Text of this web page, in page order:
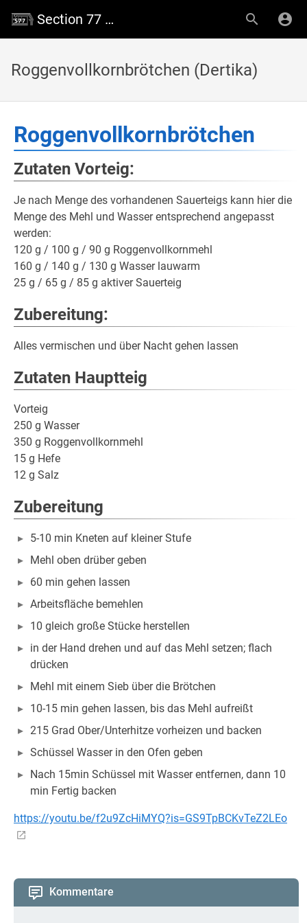
Section 77 Wiki
Roggenvollkornbrötchen (Dertika)
Roggenvollkornbrötchen
Zutaten Vorteig:
Je nach Menge des vorhandenen Sauerteigs kann hier die
Menge des Mehl und Wasser entsprechend angepasst
werden:
120 g / 100 g / 90 g Roggenvollkornmehl
160 g / 140 g / 130 g Wasser lauwarm
25 g / 65 g / 85 g aktiver Sauerteig
Zubereitung:
Alles vermischen und über Nacht gehen lassen
Zutaten Hauptteig
Vorteig
250 g Wasser
350 g Roggenvollkornmehl
15 g Hefe
12 g Salz
Zubereitung
5-10 min Kneten auf kleiner Stufe
Mehl oben drüber geben
60 min gehen lassen
Arbeitsfläche bemehlen
10 gleich große Stücke herstellen
in der Hand drehen und auf das Mehl setzen; flach
drücken
Mehl mit einem Sieb über die Brötchen
10-15 min gehen lassen, bis das Mehl aufreißt
215 Grad Ober/Unterhitze vorheizen und backen
Schüssel Wasser in den Ofen geben
Nach 15min Schüssel mit Wasser entfernen, dann 10
min Fertig backen
https://youtu.be/f2u9ZcHiMYQ?is=GS9TpBCKvTeZ2LEo
Kommentare